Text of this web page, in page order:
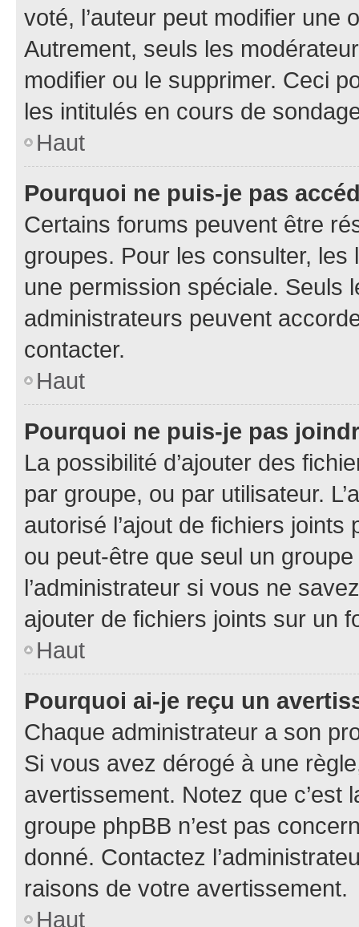
voté, l’auteur peut modifier une
Autrement, seuls les
modifier ou le supprimer. Ceci
les intitulés en cours de
Haut
Pourquoi ne puis-je pas
Certains forums peuvent être
groupes. Pour les consulter,
une permission spéciale. Seuls
administrateurs peuvent
contacter.
Haut
Pourquoi ne puis-je pas
La possibilité d’ajouter des
par groupe, ou par utilisateur.
autorisé l’ajout de fichiers
ou peut-être que seul un
l’administrateur si vous ne
ajouter de fichiers joints sur un
Haut
Pourquoi ai-je reçu un
Chaque administrateur a son
Si vous avez dérogé à une
avertissement. Notez que c’est
groupe phpBB n’est pas
donné. Contactez
raisons de votre avertissement.
Haut